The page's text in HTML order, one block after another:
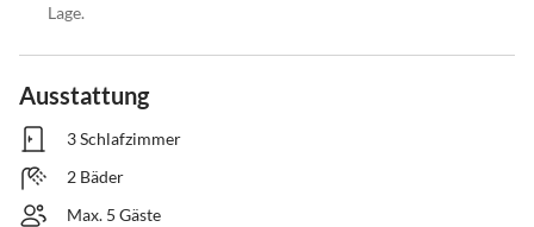
Lage.
Ausstattung
3 Schlafzimmer
2 Bäder
Max. 5 Gäste